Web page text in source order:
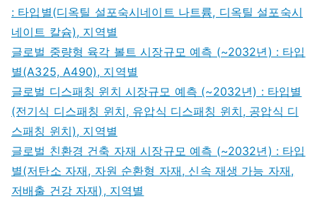
: 타입별(디옥틸 설포숙시네이트 나트륨, 디옥틸 설포숙시
네이트 칼슘), 지역별
글로벌 중량형 육각 볼트 시장규모 예측 (~2032년) : 타입
별(A325, A490), 지역별
글로벌 디스패칭 윈치 시장규모 예측 (~2032년) : 타입별
(전기식 디스패칭 윈치, 유압식 디스패칭 윈치, 공압식 디
스패칭 윈치), 지역별
글로벌 친환경 건축 자재 시장규모 예측 (~2032년) : 타입
별(저탄소 자재, 자원 순환형 자재, 신속 재생 가능 자재,
저배출 건강 자재), 지역별